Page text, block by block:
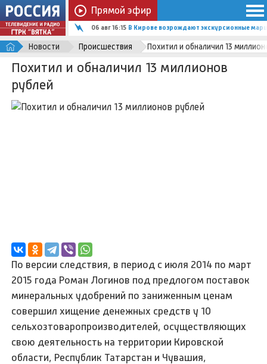
Прямой эфир
06 авг 16:15 В Кирове возрождают экскурсионные
Новости Происшествия Похитил и обналичил 13
Похитил и обналичил 13 миллионов
рублей
По версии следствия, в период с июля 2014 по март
2015 года Роман Логинов под предлогом поставок
минеральных удобрений по заниженным ценам
совершил хищение денежных средств у 10
сельхозтоваропроизводителей, осуществляющих
свою деятельность на территории Кировской
области, Республик Татарстан и Чувашия,